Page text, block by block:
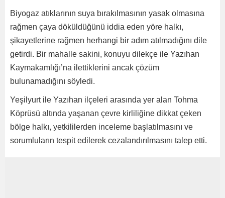
Biyogaz atıklarının suya bırakılmasının yasak olmasına
rağmen çaya döküldüğünü iddia eden yöre halkı,
şikayetlerine rağmen herhangi bir adım atılmadığını dile
getirdi. Bir mahalle sakini, konuyu dilekçe ile Yazıhan
Kaymakamlığı’na ilettiklerini ancak çözüm
bulunamadığını söyledi.
Yeşilyurt ile Yazıhan ilçeleri arasında yer alan Tohma
Köprüsü altında yaşanan çevre kirliliğine dikkat çeken
bölge halkı, yetkililerden inceleme başlatılmasını ve
sorumluların tespit edilerek cezalandırılmasını talep etti.